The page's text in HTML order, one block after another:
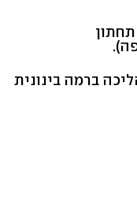
ברמה בינונית